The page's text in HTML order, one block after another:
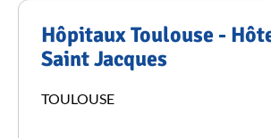
Hôpitaux Toulouse -
Saint Jacques
TOULOUSE